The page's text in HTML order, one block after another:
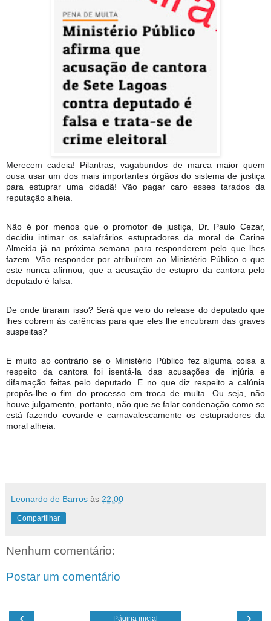
Merecem cadeia! Pilantras, vagabundos de marca maior quem
ousa usar um dos mais importantes órgãos do sistema de justiça
para estuprar uma cidadã! Vão pagar caro esses tarados da
reputação alheia.
Não é por menos que o promotor de justiça, Dr. Paulo Cezar,
decidiu intimar os salafrários estupradores da moral de Carine
Almeida já na próxima semana para responderem pelo que lhes
fazem. Vão responder por atribuírem ao Ministério Público o que
este nunca afirmou, que a acusação de estupro da cantora pelo
deputado é falsa.
De onde tiraram isso? Será que veio do release do deputado que
lhes cobrem às carências para que eles lhe encubram das graves
suspeitas?
E muito ao contrário se o Ministério Público fez alguma coisa a
respeito da cantora foi isentá-la das acusações de injúria e
difamação feitas pelo deputado. E no que diz respeito a calúnia
propôs-lhe o fim do processo em troca de multa. Ou seja, não
houve julgamento, portanto, não que se falar condenação como se
está fazendo covarde e carnavalescamente os estupradores da
moral alheia.
Leonardo de Barros às 22:00
Compartilhar
Nenhum comentário:
Postar um comentário
‹ ›
Página inicial